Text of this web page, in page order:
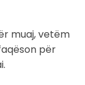
muaj, vetëm
për